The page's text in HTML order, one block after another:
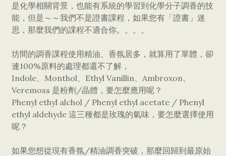
是化學相關背景，也能有系統的學習到化學分子調香的技
能，但是～～我們不是證書課程，如果您有「證書」迷
思，那麼我們的課程不適合你。。。。
坊間的調香課程使用精油、香氛居多，就算用了單體，卻
連100%原料的處理都還不了解，
Indole、Monthol、Ethyl Vanillin、Ambroxon、
Veremoss 是粉劑/晶體，要怎麼應用呢？
Phenyl ethyl alchol / Phenyl ethyl acetate / Phenyl
ethyl aldehyde 這三種都是玫瑰的氣味，要怎麼選擇使用
呢？
如果您想從現有香氛/精油調香突破，那麼回歸到最原始